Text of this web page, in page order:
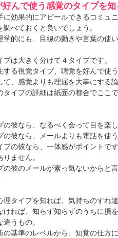
好んで使う感覚のタイプを知
に効果的にアピールできるコミュ
調べておくと良いでしょう。
学的にも、目線の動きや言葉の使
プは大きく分けて４タイプです。
する視覚タイプ、聴覚を好んで使
て、感覚よりも理屈を大事にする論
タイプの詳細は紙面の都合でここ
の彼なら、なるべく会って目を楽
の彼なら、メールよりも電話を使
プの彼なら、一体感がポイントで
ません。
の彼のメールが素っ気ないからと
理タイプを知れば、気持ちのすれ
ければ、知らず知らずのうちに損
違うもの。
の基準のレベルから、知覚の仕方